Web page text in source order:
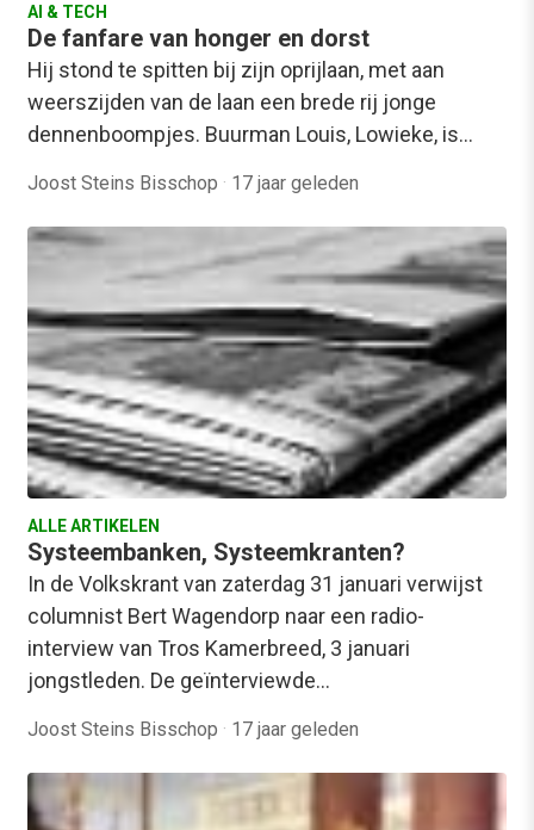
AI & TECH
De fanfare van honger en dorst
Hij stond te spitten bij zijn oprijlaan, met aan
weerszijden van de laan een brede rij jonge
dennenboompjes. Buurman Louis, Lowieke, is…
Joost Steins Bisschop · 17 jaar geleden
ALLE ARTIKELEN
Systeembanken, Systeemkranten?
In de Volkskrant van zaterdag 31 januari verwijst
columnist Bert Wagendorp naar een radio-
interview van Tros Kamerbreed, 3 januari
jongstleden. De geïnterviewde…
Joost Steins Bisschop · 17 jaar geleden